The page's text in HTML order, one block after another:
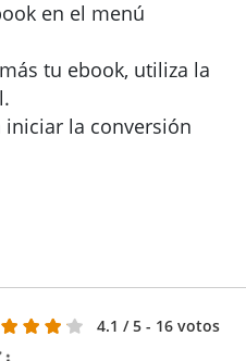
en el menú
tu ebook, utiliza la
iniciar la conversión
4.1 / 5 - 16 votos